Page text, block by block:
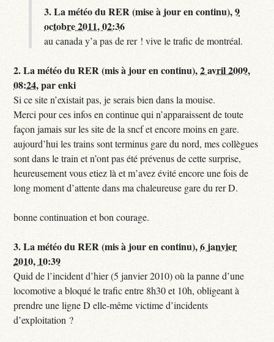
3.La météo du RER (mise à jour en continu),9
octobre 2011, 02:36
au canada y’a pas de rer ! vive le trafic de montréal.
2.La météo du RER (mis à jour en continu),2 avril 2009,
08:24,parenki
Si ce site n’existait pas, je serais bien dans la mouise.
Merci pour ces infos en continue qui n’apparaissent de toute
façon jamais sur les site de la sncf et encore moins en gare.
aujourd’hui les trains sont terminus gare du nord, mes collègues
sont dans le train et n’ont pas été prévenus de cette surprise,
heureusement vous etiez là et m’avez évité encore une fois de
long moment d’attente dans ma chaleureuse gare du rer D.
bonne continuation et bon courage.
3.La météo du RER (mis à jour en continu),6 janvier
2010, 10:39
Quid de l’incident d’hier (5 janvier 2010) où la panne d’une
locomotive a bloqué le trafic entre 8h30 et 10h, obligeant à
prendre une ligne D elle-même victime d’incidents
d’exploitation ?